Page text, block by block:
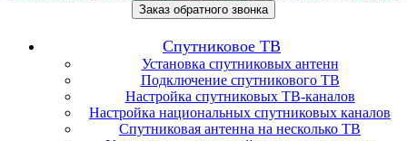
Заказ обратного звонка
Спутниковое ТВ
Установка спутниковых антенн
Подключение спутникового ТВ
Настройка спутниковых ТВ-каналов
Настройка национальных спутниковых каналов
Спутниковая антенна на несколько ТВ